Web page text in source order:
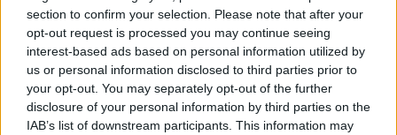
section to confirm your selection. Please note that after your
opt-out request is processed you may continue seeing
interest-based ads based on personal information utilized by
us or personal information disclosed to third parties prior to
your opt-out. You may separately opt-out of the further
disclosure of your personal information by third parties on the
IAB’s list of downstream participants. This information may
bisogno di 299.990 frammenti di materia e ora solo 299.000
Grazie avevamo propri bisogno di risparmiare 1/300 in
frammenti di materia.
Jul 9, 2020
warwoolf99
like this.